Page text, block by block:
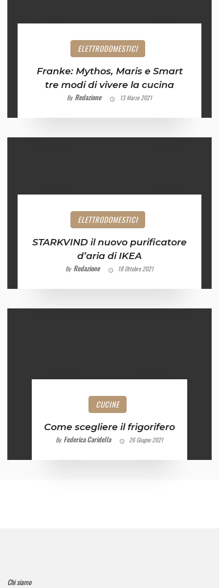
ELETTRODOMESTICI
Franke: Mythos, Maris e Smart
tre modi di vivere la cucina
By Redazione 13 Marzo 2021
ELETTRODOMESTICI
STARKVIND il nuovo purificatore
d’aria di IKEA
By Redazione 18 Ottobre 2021
CUCINE
Come scegliere il frigorifero
By Federica Caridella 26 Giugno 2021
Chi siamo